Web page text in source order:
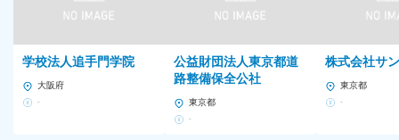
学校法人追手門学院
大阪府
-
公益財団法人東京都道
路整備保全公社
東京都
-
株式会社サ
東京都
-